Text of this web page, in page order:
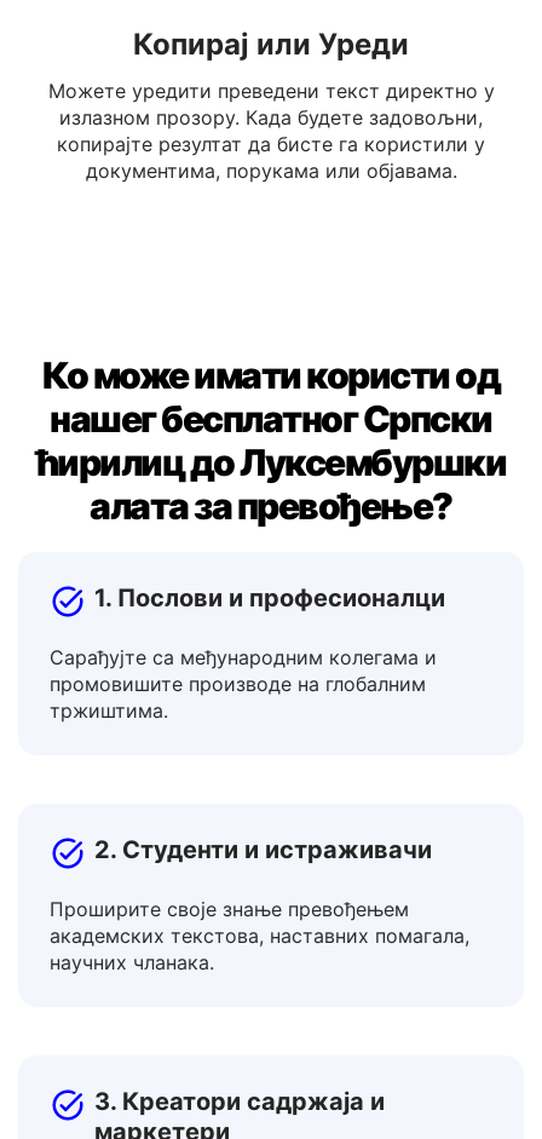
Копирај или Уреди
Можете уредити преведени текст директно у
излазном прозору. Када будете задовољни,
Ко може имати користи од
нашег бесплатног Српски
ћирилиц до Луксембуршки
1. Послови и професионалци
Сарађујте са међународним колегама и
2. Студенти и истраживачи
Проширите своје знање превођењем